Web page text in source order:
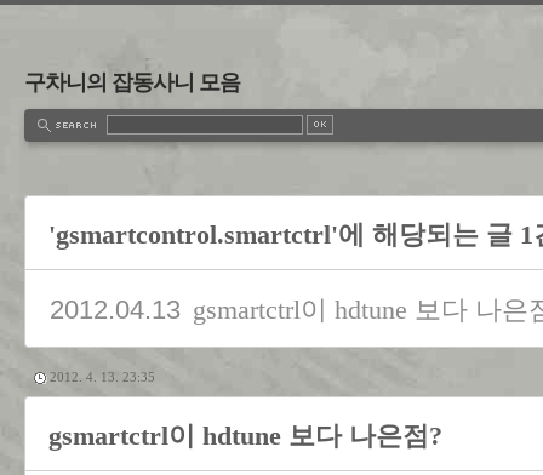
구차니의 잡동사니 모음
'gsmartcontrol.smartctrl'에 해당되는 글 1
2012.04.13 gsmartctrl이 hdtune 보다 나은
2012. 4. 13. 23:35
gsmartctrl이 hdtune 보다 나은점?